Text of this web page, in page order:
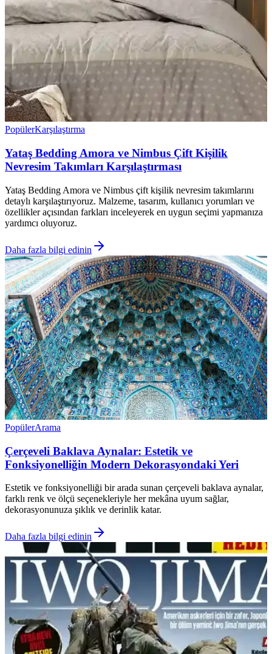
PopülerKarşılaştırma
Yataş Bedding Amora ve Nimbus Çift Kişilik
Nevresim Takımları Karşılaştırması
Yataş Bedding Amora ve Nimbus çift kişilik nevresim takımlarını
detaylı karşılaştırıyoruz. Malzeme, tasarım, kullanıcı yorumları ve
özellikler açısından farkları inceleyerek en uygun seçimi yapmanıza
yardımcı oluyoruz.
Daha fazla bilgi edinin
PopülerArama
Çerçeveli Baklava Aynalar: Estetik ve
Fonksiyonelliğin Modern Dekorasyondaki Yeri
Estetik ve fonksiyonelliği bir arada sunan çerçeveli baklava aynalar,
farklı renk ve ölçü seçenekleriyle her mekâna uyum sağlar,
dekorasyonunuza şıklık ve derinlik katar.
Daha fazla bilgi edinin